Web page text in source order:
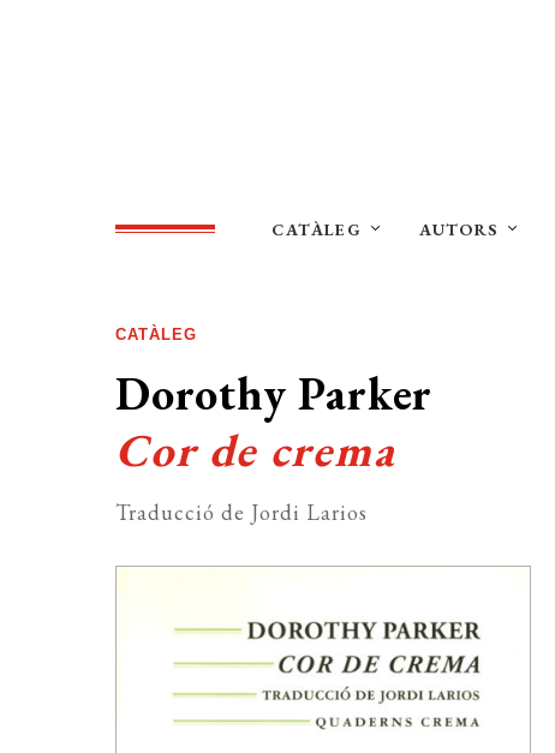
CATÀLEG AUTORS
CATÀLEG
Dorothy Parker
Cor de crema
Traducció de Jordi Larios